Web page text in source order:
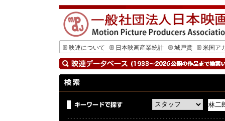
映連について 日本映画産業統計 城戸賞 米国ア